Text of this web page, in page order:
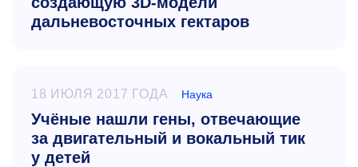
дальневосточных гектаров
18 ИЮЛЯ 2017 ГОДА Наука
Учёные нашли гены, отвечающие
за двигательный и вокальный тик
у детей